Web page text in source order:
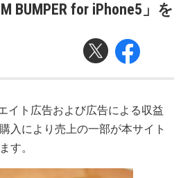
BUMPER for iPhone5」を
イト広告および広告による収益
入により売上の一部が本サイト
す。